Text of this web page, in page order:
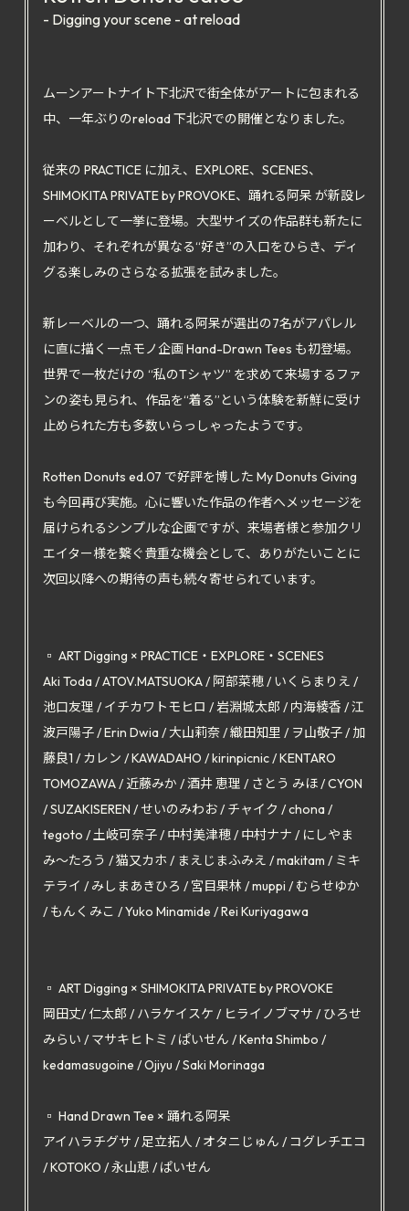
- Digging your scene - at reload
ムーンアートナイト下北沢で街全体がアートに包まれる
中、一年ぶりのreload 下北沢での開催となりました。
従来の PRACTICE に加え、EXPLORE、SCENES、
SHIMOKITA PRIVATE by PROVOKE、踊れる阿呆 が新設レ
ーベルとして一挙に登場。大型サイズの作品群も新たに
加わり、それぞれが異なる“好き”の入口をひらき、ディ
グる楽しみのさらなる拡張を試みました。
新レーベルの一つ、踊れる阿呆が選出の7名がアパレル
に直に描く一点モノ企画 Hand-Drawn Tees も初登場。
世界で一枚だけの “私のTシャツ” を求めて来場するファ
ンの姿も見られ、作品を“着る”という体験を新鮮に受け
止められた方も多数いらっしゃったようです。
Rotten Donuts ed.07 で好評を博した My Donuts Giving
も今回再び実施。心に響いた作品の作者へメッセージを
届けられるシンプルな企画ですが、来場者様と参加クリ
エイター様を繋ぐ貴重な機会として、ありがたいことに
次回以降への期待の声も続々寄せられています。
▫️ ART Digging × PRACTICE・EXPLORE・SCENES
Aki Toda / ATOV.MATSUOKA / 阿部菜穂 / いくらまりえ /
池口友理 / イチカワトモヒロ / 岩淵城太郎 / 内海綾香 / 江
波戸陽子 / Erin Dwia / 大山莉奈 / 織田知里 / ヲ山敬子 / 加
藤良1 / カレン / KAWADAHO / kirinpicnic / KENTARO
TOMOZAWA / 近藤みか / 酒井 恵理 / さとう みほ / CYON
/ SUZAKISEREN / せいのみわお / チャイク / chona /
tegoto / 土岐可奈子 / 中村美津穂 / 中村ナナ / にしやま
み〜たろう / 猫又カホ / まえじまふみえ / makitam / ミキ
テライ / みしまあきひろ / 宮目果林 / muppi / むらせゆか
/ もんくみこ / Yuko Minamide / Rei Kuriyagawa
▫️ ART Digging × SHIMOKITA PRIVATE by PROVOKE
岡田丈/ 仁太郎 / ハラケイスケ / ヒライノブマサ / ひろせ
みらい / マサキヒトミ / ぱいせん / Kenta Shimbo /
kedamasugoine / Ojiyu / Saki Morinaga
▫️ Hand Drawn Tee × 踊れる阿呆
アイハラチグサ / 足立拓人 / オタニじゅん / コグレチエコ
/ KOTOKO / 永山恵 / ぱいせん